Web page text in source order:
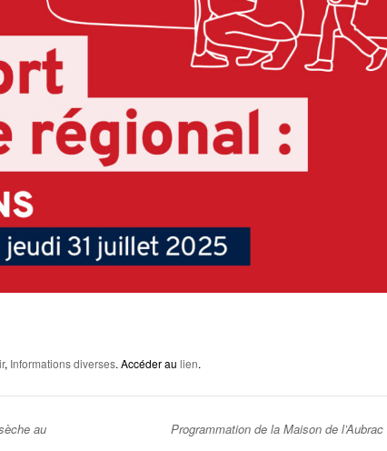
, Informations diverses. Accéder aulien.
au
Programmation de la Maison de l’Aubrac